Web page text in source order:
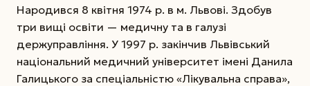
Народився 8 квітня 1974 р. в м. Львові. Здобув
три вищі освіти — медичну та в галузі
держуправління. У 1997 р. закінчив Львівський
національний медичний університет імені Данила
Галицького за спеціальністю «Лікувальна справа»,